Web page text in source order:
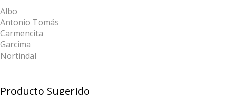
Albo
Antonio Tomás
Carmencita
Garcima
Nortindal
Producto Sugerido